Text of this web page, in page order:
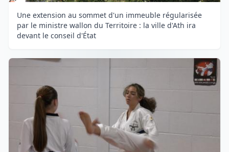
Une extension au sommet d'un immeuble régularisée
par le ministre wallon du Territoire : la ville d'Ath ira
devant le conseil d'État